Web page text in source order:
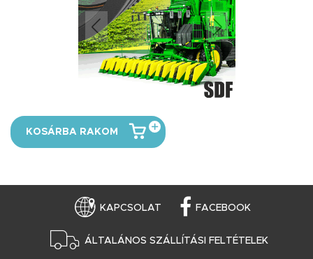
KOSÁRBA RAKOM
KAPCSOLAT FACEBOOK
ÁLTALÁNOS SZÁLLÍTÁSI FELTÉTELEK